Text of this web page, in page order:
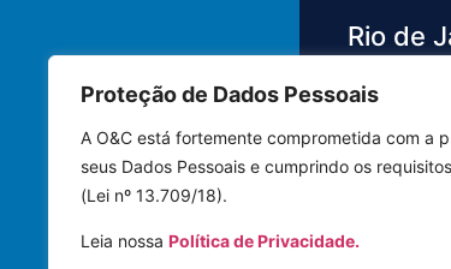
Proteção de Dados Pessoais
A O&C está fortemente comprometida com a
seus Dados Pessoais e cumprindo os
(Lei nº 13.709/18).
Leia nossa Política de Privacidade.
Rio de
3.500
Bloco
22640-